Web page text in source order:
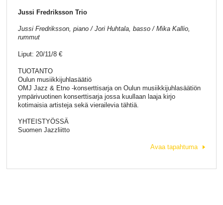
Jussi Fredriksson Trio
Jussi Fredriksson, piano / Jori Huhtala, basso / Mika Kallio,
rummut
Liput: 20/11/8 €
TUOTANTO
Oulun musiikkijuhlasäätiö
OMJ Jazz & Etno -konserttisarja on Oulun musiikkijuhlasäätiön
ympärivuotinen konserttisarja jossa kuullaan laaja kirjo
kotimaisia artisteja sekä vierailevia tähtiä.
YHTEISTYÖSSÄ
Suomen Jazzliitto
Avaa tapahtuma